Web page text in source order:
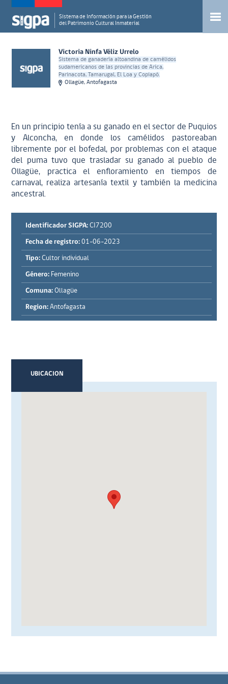
Sistema de Información para la Gestión
del Patrimonio Cultural Inmaterial
Victoria Ninfa Véliz Urrelo
Sistema de ganadería altoandina de camélidos
sudamericanos de las provincias de Arica,
Parinacota, Tamarugal, El Loa y Copiapó.
Ollagüe, Antofagasta
En un principio tenía a su ganado en el sector de Puquios
y Alconcha, en donde los camélidos pastoreaban
libremente por el bofedal, por problemas con el ataque
del puma tuvo que trasladar su ganado al pueblo de
Ollagüe, practica el enfloramiento en tiempos de
carnaval, realiza artesanía textil y también la medicina
ancestral.
Identificador SIGPA: CI7200
Fecha de registro: 01-06-2023
Tipo: Cultor individual
Género: Femenino
Comuna: Ollagüe
Region: Antofagasta
UBICACION